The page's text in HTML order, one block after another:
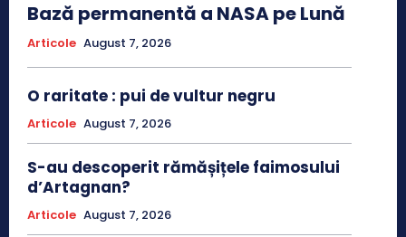
Bază permanentă a NASA pe Lună
Articole August 7, 2026
O raritate : pui de vultur negru
Articole August 7, 2026
S-au descoperit rămășițele faimosului
d’Artagnan?
Articole August 7, 2026